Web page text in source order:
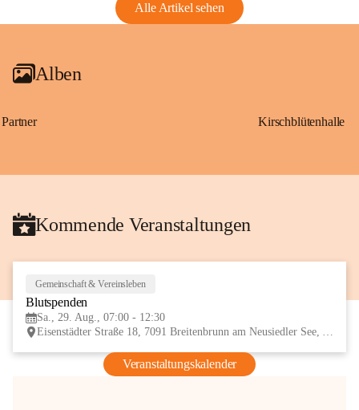
Alle Artikel sehen
Alben
Partner Kirschblütenhalle
Kommende Veranstaltungen
Gemeinschaft & Vereinsleben
Blutspenden
Sa., 29. Aug., 07:00 - 12:30
Eisenstädter Straße 18, 7091 Breitenbrunn am Neusiedler See, AUT
Veranstaltungskalender